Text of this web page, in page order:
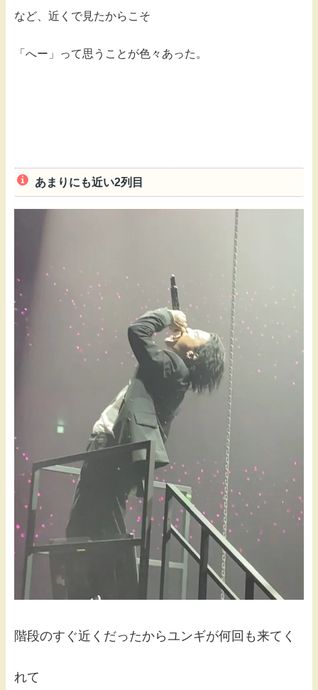
など、近くで見たからこそ
「へー」って思うことが色々あった。
あまりにも近い2列目
階段のすぐ近くだったからユンギが何回も来てく
れて